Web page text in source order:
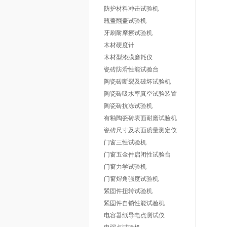
防护材料冲击试验机
瓶盖翻盖试验机
牙刷耐摩擦试验机
木材硬度计
木材型漆膜磨耗仪
瓷砖防滑性能试验台
陶瓷砖断裂及破坏试验机
陶瓷砖吸水率真空试验装置
陶瓷砖抗冻试验机
有釉陶瓷砖表面耐磨试验机
瓷砖尺寸及表面质量测定仪
门窗三性试验机
门窗五金件启闭性试验台
门窗力学试验机
门窗焊角强度试验机
紧固件扭转试验机
紧固件自锁性能试验机
电容器纸导电点测试仪